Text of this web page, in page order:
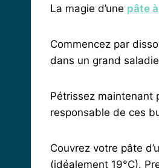
La magie d’une pâte
Commencez par
dans un grand
Pétrissez maintenant
responsable de ces
Couvrez votre pâte
(idéalement 19°C).